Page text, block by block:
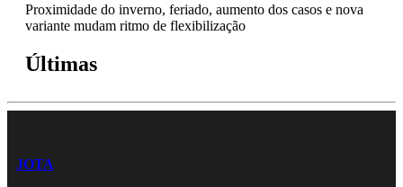
Proximidade do inverno, feriado, aumento dos casos e nova
variante mudam ritmo de flexibilização
Últimas
JOTA